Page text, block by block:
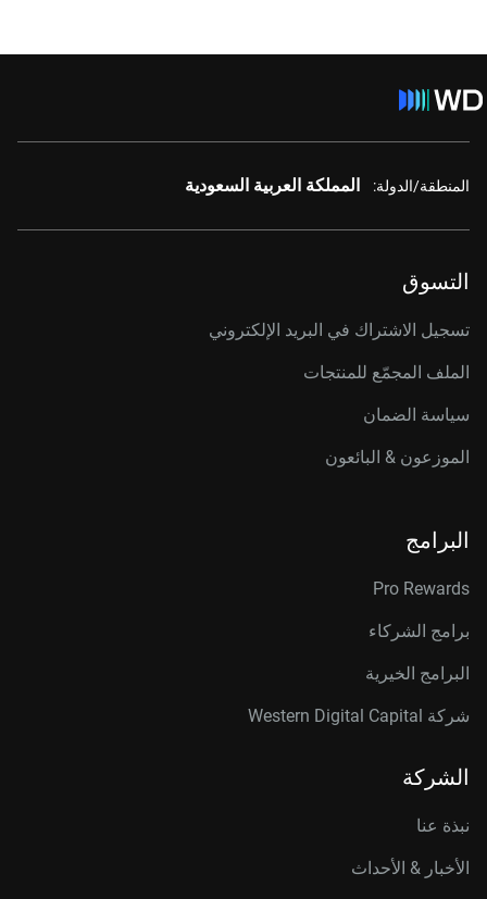
المنطقة/الدولة: المملكة العربية السعودية
التسوق
تسجيل الاشتراك في البريد الإلكتروني
الملف المجمّع للمنتجات
سياسة الضمان
الموزعون & البائعون
البرامج
Pro Rewards
برامج الشركاء
البرامج الخيرية
شركة Western Digital Capital
الشركة
نبذة عنا
الأخبار & الأحداث